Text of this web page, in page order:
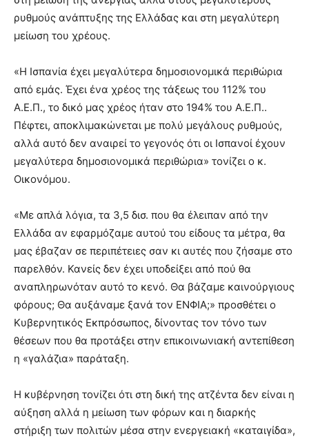
ρυθμούς ανάπτυξης της Ελλάδας και στη μεγαλύτερη
μείωση του χρέους.
«H Ισπανία έχει μεγαλύτερα δημοσιονομικά περιθώρια
από εμάς. Έχει ένα χρέος της τάξεως του 112% του
Α.Ε.Π., το δικό μας χρέος ήταν στο 194% του Α.Ε.Π..
Πέφτει, αποκλιμακώνεται με πολύ μεγάλους ρυθμούς,
αλλά αυτό δεν αναιρεί το γεγονός ότι οι Ισπανοί έχουν
μεγαλύτερα δημοσιονομικά περιθώρια» τονίζει ο κ.
Οικονόμου.
«Με απλά λόγια, τα 3,5 δισ. που θα έλειπαν από την
Ελλάδα αν εφαρμόζαμε αυτού του είδους τα μέτρα, θα
μας έβαζαν σε περιπέτειες σαν κι αυτές που ζήσαμε στο
παρελθόν. Κανείς δεν έχει υποδείξει από πού θα
αναπληρωνόταν αυτό το κενό. Θα βάζαμε καινούργιους
φόρους; Θα αυξάναμε ξανά τον ΕΝΦΙΑ;» προσθέτει ο
Κυβερνητικός Εκπρόσωπος, δίνοντας τον τόνο των
θέσεων που θα προτάξει στην επικοινωνιακή αντεπίθεση
η «γαλάζια» παράταξη.
Η κυβέρνηση τονίζει ότι στη δική της ατζέντα δεν είναι η
αύξηση αλλά η μείωση των φόρων και η διαρκής
στήριξη των πολιτών μέσα στην ενεργειακή «καταιγίδα»,